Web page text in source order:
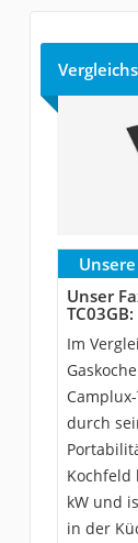
Unser
TC03GB:
Im
durch
Kochfeld
kW und
in der